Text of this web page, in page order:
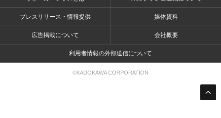
プレスリリース・情報提供 媒体資料
広告掲載について 会社概要
利用者情報の外部送信について
©KADOKAWA CORPORATION